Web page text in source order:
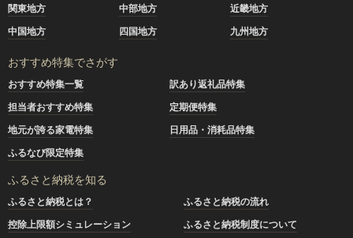
関東地方
中部地方
近畿地方
中国地方
四国地方 九州地方
おすすめ特集でさがす
おすすめ特集一覧
訳あり返礼品特集
担当者おすすめ特集
定期便特集
地元が誇る家電特集
日用品・消耗品特集
ふるなび限定特集
ふるさと納税を知る
ふるさと納税とは？
ふるさと納税の流れ
控除上限額シミュレーション
ふるさと納税制度について